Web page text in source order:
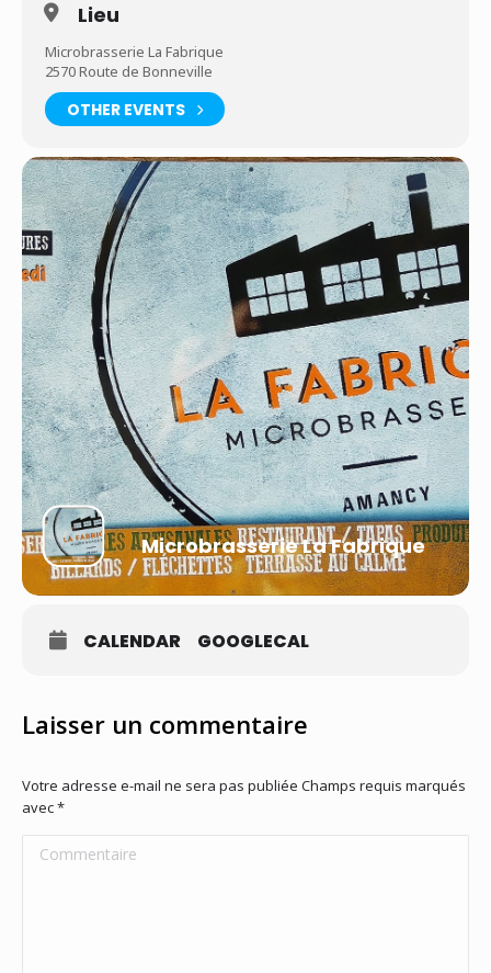
Lieu
Microbrasserie La Fabrique
2570 Route de Bonneville
OTHER EVENTS
Microbrasserie La Fabrique
CALENDAR GOOGLECAL
Laisser un commentaire
Votre adresse e-mail ne sera pas publiée Champs requis marqués
avec*
Commentaire